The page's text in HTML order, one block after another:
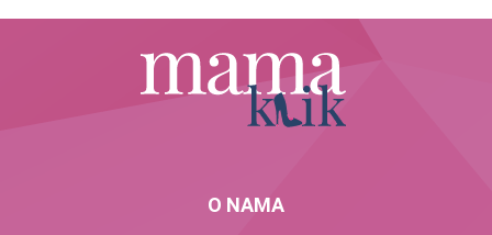
O NAMA